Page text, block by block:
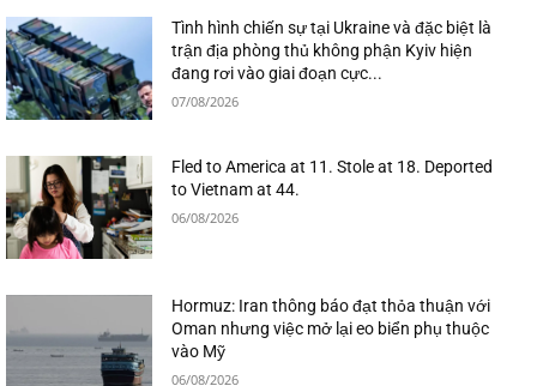
Tình hình chiến sự tại Ukraine và đặc biệt là
trận địa phòng thủ không phận Kyiv hiện
đang rơi vào giai đoạn cực...
07/08/2026
Fled to America at 11. Stole at 18. Deported
to Vietnam at 44.
06/08/2026
Hormuz: Iran thông báo đạt thỏa thuận với
Oman nhưng việc mở lại eo biển phụ thuộc
vào Mỹ
06/08/2026